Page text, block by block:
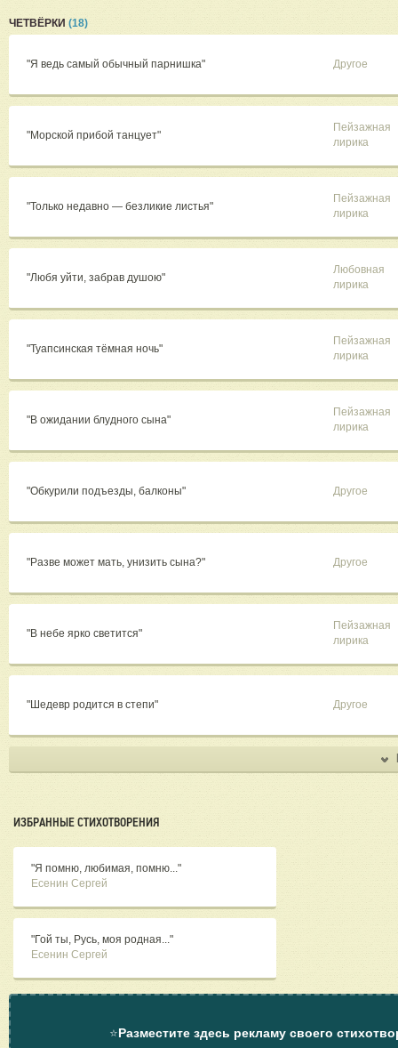
ЧЕТВЁРКИ (18)
"Я ведь самый обычный парнишка" Другое
"Морской прибой танцует"
Пейзажная
лирика
"Только недавно — безликие листья"
Пейзажная
лирика
"Любя уйти, забрав душою"
Любовная
лирика
"Туапсинская тёмная ночь"
Пейзажная
лирика
"В ожидании блудного сына"
Пейзажная
лирика
"Обкурили подъезды, балконы" Другое
"Разве может мать, унизить сына?" Другое
"В небе ярко светится"
Пейзажная
лирика
"Шедевр родится в степи" Другое
ИЗБРАННЫЕ СТИХОТВОРЕНИЯ
"Я помню, любимая, помню..."
Есенин Сергей
"Гой ты, Русь, моя родная..."
Есенин Сергей
⭐Разместите здесь рекламу своего